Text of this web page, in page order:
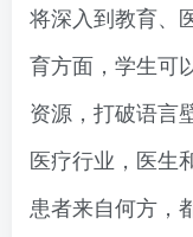
将深入到教育、
育方面，学生可
资源，打破语言
医疗行业，医生
患者来自何方，